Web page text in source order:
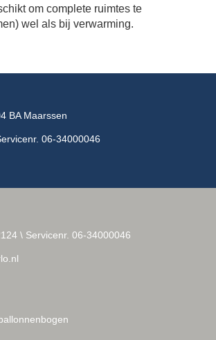
om complete ruimtes te
wel als bij verwarming.
BA Maarssen
06-34000046
\ Servicenr. 06-34000046